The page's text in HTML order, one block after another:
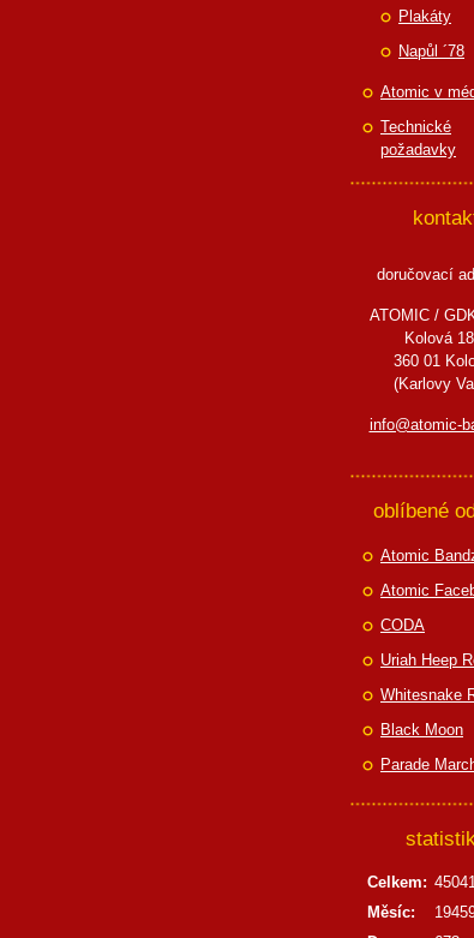
Plakáty
Napůl ´78
Atomic v
Technické
požadavky
doručovací
ATOMIC /
Kolová
360 01
(Karlovy
info@atomic-
oblíbené
Atomic
Atomic
CODA
Uriah Heep
Whitesnake
Black Moon
Parade
Celkem:
Měsíc: